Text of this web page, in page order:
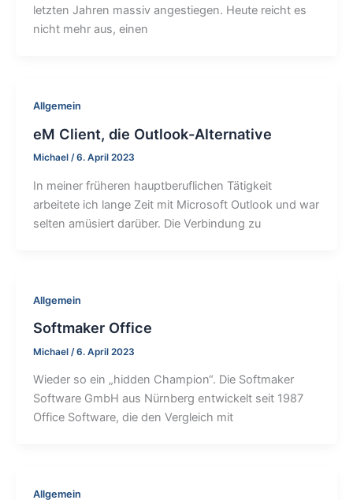
letzten Jahren massiv angestiegen. Heute reicht es
nicht mehr aus, einen
Allgemein
eM Client, die Outlook-Alternative
Michael /6. April 2023
In meiner früheren hauptberuflichen Tätigkeit
arbeitete ich lange Zeit mit Microsoft Outlook und war
selten amüsiert darüber. Die Verbindung zu
Allgemein
Softmaker Office
Michael /6. April 2023
Wieder so ein „hidden Champion“. Die Softmaker
Software GmbH aus Nürnberg entwickelt seit 1987
Office Software, die den Vergleich mit
Allgemein